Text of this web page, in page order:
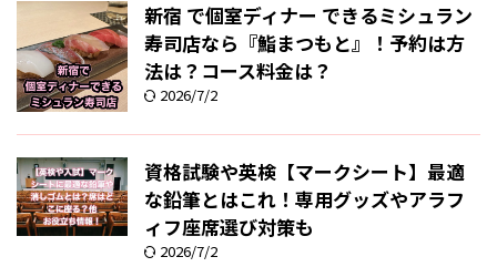
新宿 で個室ディナー できるミシュラン
寿司店なら『鮨まつもと』！予約は方
法は？コース料金は？
2026/7/2
資格試験や英検【マークシート】最適
な鉛筆とはこれ！専用グッズやアラフ
ィフ座席選び対策も
2026/7/2